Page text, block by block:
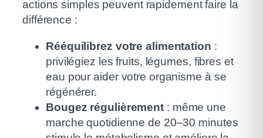
actions simples peuvent rapidement faire la
différence :
Rééquilibrez votre alimentation :
privilégiez les fruits, légumes, fibres et
eau pour aider votre organisme à se
régénérer.
Bougez régulièrement : même une
marche quotidienne de 20–30 minutes